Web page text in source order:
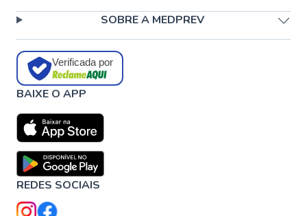
SOBRE A MEDPREV
Verificada por
BAIXE O APP
REDES SOCIAIS